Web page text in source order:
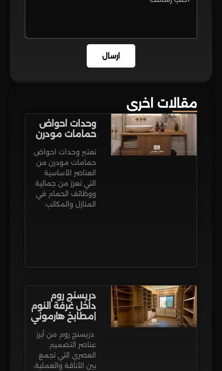
ارسال
مقالات اخرى
وحدات احواض
حمامات مودرن
تعتبر وحدات احواض
حمامات مودرن من
العناصر الأساسية
التي تعزز من جمالية
ووظائف الحمام في
المنازل والمكاتب.
دريسنج روم
داخل غرفة النوم​
|مطابخ هارموني
دريسنج روم من أبرز
عناصر التصميم
العصري التي تجمع
بين الأناقة والعملية،